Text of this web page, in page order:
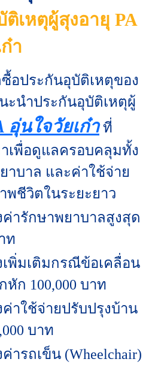
เหตุผู้สุงอายุ PA
า
ซื้อประกันอุบัติเหตุของ
ะนำประกันอุบัติเหตุผู้
อุ่นใจวัยเก๋า ที่
เพื่อดูแลครอบคลุมทั้ง
าบาล และค่าใช้จ่าย
พชีวิตในระยะยาว
ารักษาพยาบาลสูงสุด
ท
พิ่มเติมกรณีข้อเคลื่อน
หัก 100,000 บาท
าใช้จ่ายปรับปรุงบ้าน
บาท
ารถเข็น (Wheelchair)